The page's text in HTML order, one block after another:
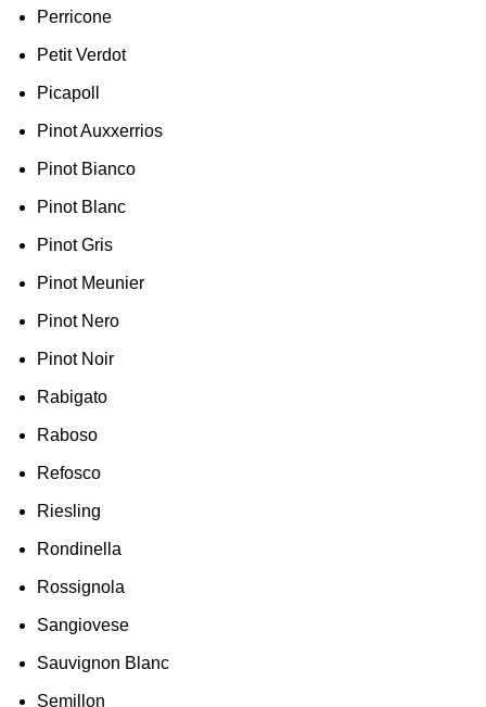
Perricone
Petit Verdot
Picapoll
Pinot Auxxerrios
Pinot Bianco
Pinot Blanc
Pinot Gris
Pinot Meunier
Pinot Nero
Pinot Noir
Rabigato
Raboso
Refosco
Riesling
Rondinella
Rossignola
Sangiovese
Sauvignon Blanc
Semillon